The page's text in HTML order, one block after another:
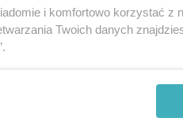
Gliwice
Zabrze
Zagłębie
i komfortowo korzystać z
Twoich danych